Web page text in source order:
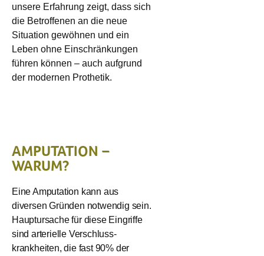
unsere Erfahrung zeigt, dass sich
die Betroffenen an die neue
Situation gewöhnen und ein
Leben ohne Einschränkungen
führen können – auch aufgrund
der modernen Prothetik.
AMPUTATION –
WARUM?
Eine Amputation kann aus
diversen Gründen notwendig sein.
Hauptursache für diese Eingriffe
sind arterielle Verschluss-
krankheiten, die fast 90% der